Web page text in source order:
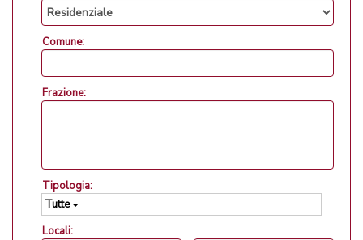
Comune:
Frazione:
Tipologia:
Tutte
Locali: